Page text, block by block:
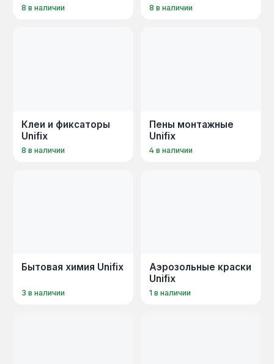
8 в наличии 8 в наличии
Клеи и фиксаторы
Unifix
8 в наличии
Пены монтажные
Unifix
4 в наличии
Бытовая химия Unifix
3 в наличии
Аэрозольные краски
Unifix
1 в наличии